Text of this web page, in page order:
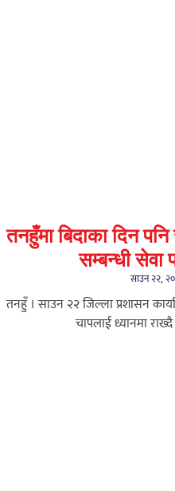
तनहुँमा बिदाका दिन
सम्बन्धी सेवा
साउन २२,
तनहुँ । साउन २२ जिल्ला प्रशासन
चापलाई ध्यानमा